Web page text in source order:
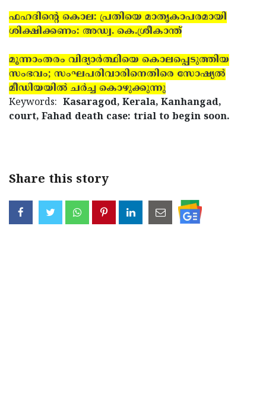
ഫഹദിന്റെ കൊല: പ്രതിയെ മാതൃകാപരമായി
ശിക്ഷിക്കണം: അഡ്വ. കെ.ശ്രീകാന്ത്
മൂന്നാംതരം വിദ്യാര്‍ത്ഥിയെ കൊലപ്പെടുത്തിയ
സംഭവം; സംഘപരിവാരിനെതിരെ സോഷ്യല്‍
മീഡിയയില്‍ ചര്‍ച്ച കൊഴുക്കുന്നു
Keywords: Kasaragod, Kerala, Kanhangad,
court, Fahad death case: trial to begin soon.
Share this story